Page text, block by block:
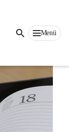
Menü